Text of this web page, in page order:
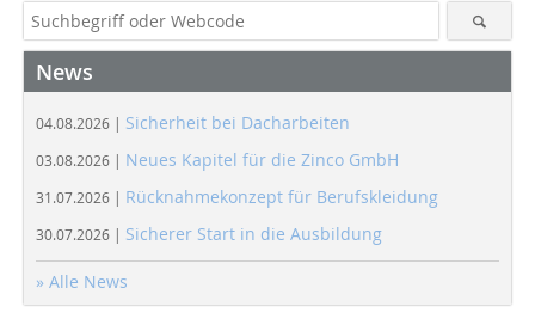
News
04.08.2026 | Sicherheit bei Dacharbeiten
03.08.2026 | Neues Kapitel für die Zinco GmbH
31.07.2026 | Rücknahmekonzept für Berufskleidung
30.07.2026 | Sicherer Start in die Ausbildung
» Alle News